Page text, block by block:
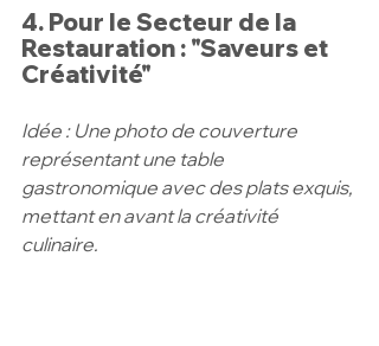
4. Pour le Secteur de la
Restauration : "Saveurs et
Créativité"
Idée : Une photo de couverture
représentant une table
gastronomique avec des plats exquis,
mettant en avant la créativité
culinaire.